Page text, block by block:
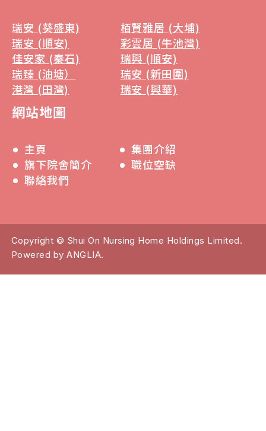
瑞安 (葵盛東)
栢賢雅居 (大埔)
瑞安 (順安)
彩雲居 (牛池灣)
佳安家 (秦石)
瑞興 (順安)
瑞臻 (油塘）
瑞安 (新田圍)
港灣 (田灣)
瑞安 (興華)
網站地圖
主頁
集團介紹
旗下院舍簡介
職位空缺
聯絡我們
Copyright © Shui On Nursing Home Holdings Limited.
Powered byANGLIA.